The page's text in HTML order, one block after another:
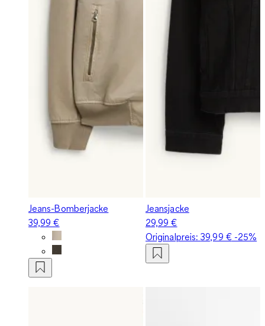
Jeans-Bomberjacke
39,99 €
Jeansjacke
29,99 €
Originalpreis:39,99 €-25%